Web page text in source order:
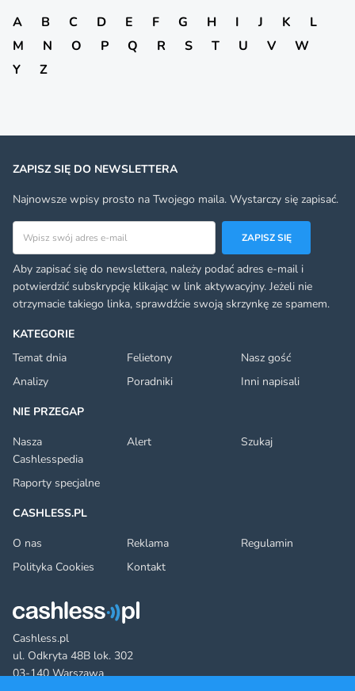
A B C D E F G H I J K
L
M
N O P Q R S T U V
W
Y
Z
Cashless.pl
ul. Odkryta 48B lok. 302
03-140 Warszawa
KATEGORIE
Temat dnia
Felietony
Nasz gość
Analizy
Poradniki
Inni napisali
NIE PRZEGAP
Nasza
Cashlesspedia
Alert Szukaj
Raporty specjalne
CASHLESS.PL
O nas
Reklama
Regulamin
Polityka Cookies
Kontakt
ZAPISZ SIĘ DO NEWSLETTERA
Najnowsze wpisy prosto na Twojego maila. Wystarczy się zapisać.
Adres email
ZAPISZ SIĘ
Aby zapisać się do newslettera, należy podać adres e-mail i
potwierdzić subskrypcję klikając w link aktywacyjny. Jeżeli nie
otrzymacie takiego linka, sprawdźcie swoją skrzynkę ze spamem.